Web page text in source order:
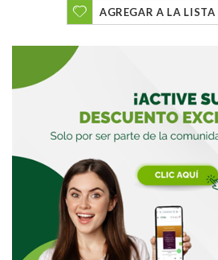
AGREGAR A LA LISTA